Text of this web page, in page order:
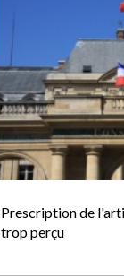
Prescription de
trop perçu